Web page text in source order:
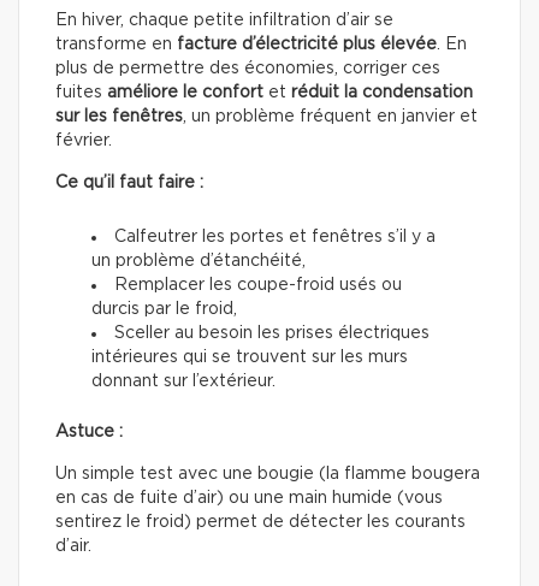
En hiver, chaque petite infiltration d’air se
transforme en facture d’électricité plus élevée. En
plus de permettre des économies, corriger ces
fuites améliore le confort et réduit la condensation
sur les fenêtres, un problème fréquent en janvier et
février.
Ce qu’il faut faire :
Calfeutrer les portes et fenêtres s’il y a
un problème d’étanchéité,
Remplacer les coupe-froid usés ou
durcis par le froid,
Sceller au besoin les prises électriques
intérieures qui se trouvent sur les murs
donnant sur l’extérieur.
Astuce :
Un simple test avec une bougie (la flamme bougera
en cas de fuite d’air) ou une main humide (vous
sentirez le froid) permet de détecter les courants
d’air.